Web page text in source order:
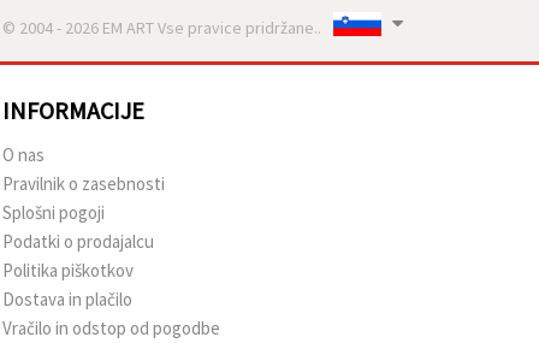
© 2004 - 2026 EM ART Vse pravice pridržane..
INFORMACIJE
O nas
Pravilnik o zasebnosti
Splošni pogoji
Podatki o prodajalcu
Politika piškotkov
Dostava in plačilo
Vračilo in odstop od pogodbe